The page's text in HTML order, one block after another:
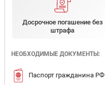
Досрочное погашение без
штрафа
НЕОБХОДИМЫЕ ДОКУМЕНТЫ:
Паспорт гражданина РФ